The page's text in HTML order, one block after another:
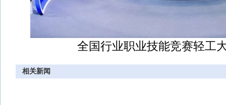
全国行业职业技能竞赛轻工
相关新闻